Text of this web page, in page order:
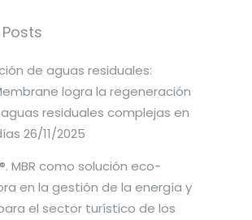
de aguas residuales:
logra la regeneración
residuales complejas en
26/11/2025
MBR como solución eco-
en la gestión de la energía y
el sector turístico de los